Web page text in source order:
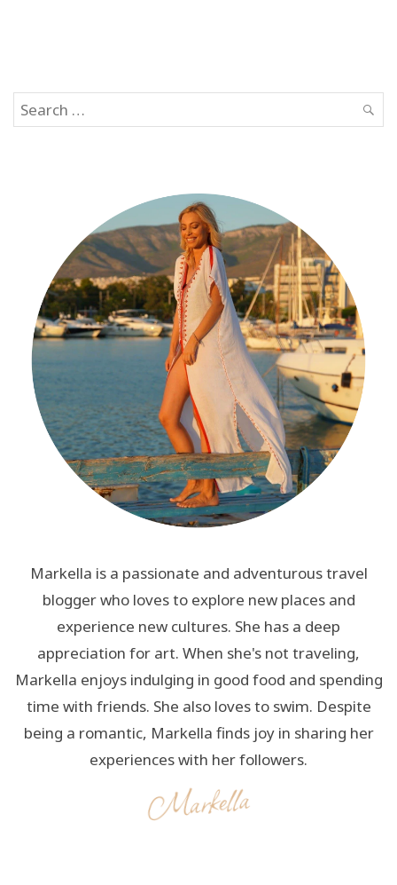
Search
for:
Markella is a passionate and adventurous travel
blogger who loves to explore new places and
experience new cultures. She has a deep
appreciation for art. When she's not traveling,
Markella enjoys indulging in good food and spending
time with friends. She also loves to swim. Despite
being a romantic, Markella finds joy in sharing her
experiences with her followers.